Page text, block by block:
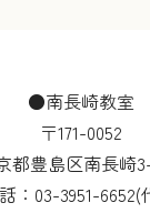
●南長崎教室
〒171-0052
都豊島区南長崎
： 03-3951-6652(